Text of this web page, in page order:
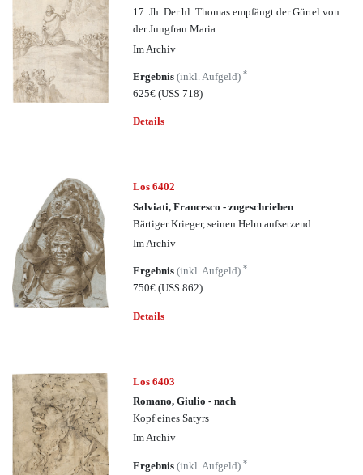
17. Jh. Der hl. Thomas empfängt der Gürtel von
der Jungfrau Maria
Im Archiv
Ergebnis(inkl. Aufgeld)*
625€(US$ 718)
Details
Los 6402
Salviati, Francesco - zugeschrieben
Bärtiger Krieger, seinen Helm aufsetzend
Im Archiv
Ergebnis(inkl. Aufgeld)*
750€(US$ 862)
Details
Los 6403
Romano, Giulio - nach
Kopf eines Satyrs
Im Archiv
Ergebnis(inkl. Aufgeld)*